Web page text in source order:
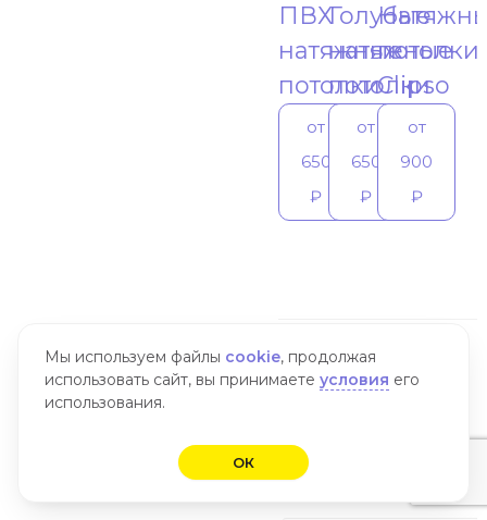
ПВХ
натяжные
потолки
от
650
₽
Голубые
натяжные
потолки
от
650
₽
потолки
Clipso
от
900
₽
Оставьте
заявку
замер
Мы используем файлы cookie, продолжая
использовать сайт, вы принимаете условия его
использования.
ОК